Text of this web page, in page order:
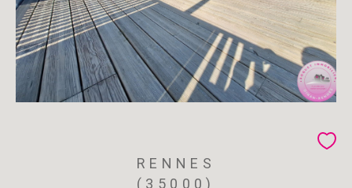
RENNES
(35000)